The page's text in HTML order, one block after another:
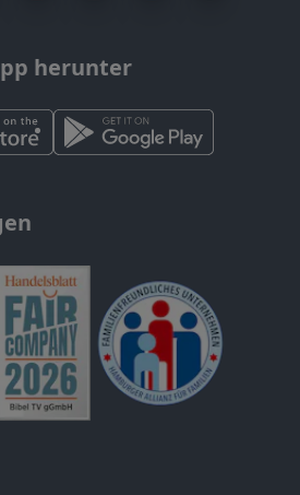
herunter